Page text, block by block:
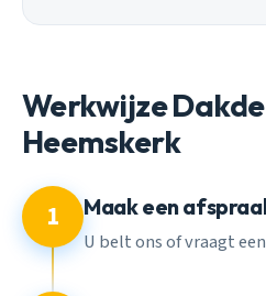
Werkwijze
Heemskerk
1 Maak een
U belt ons of vraagt